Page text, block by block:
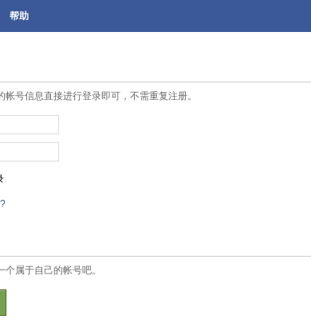
帮助
号信息直接进行登录即可，不需重复注册。
属于自己的帐号吧。